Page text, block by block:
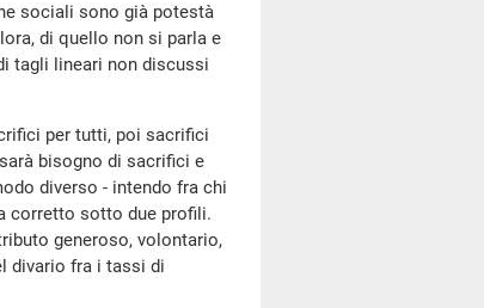
sociali sono già potestà
di quello non si parla e
tagli lineari non discussi
per tutti, poi sacrifici
bisogno di sacrifici e
diverso - intendo fra chi
corretto sotto due profili.
generoso, volontario,
divario fra i tassi di